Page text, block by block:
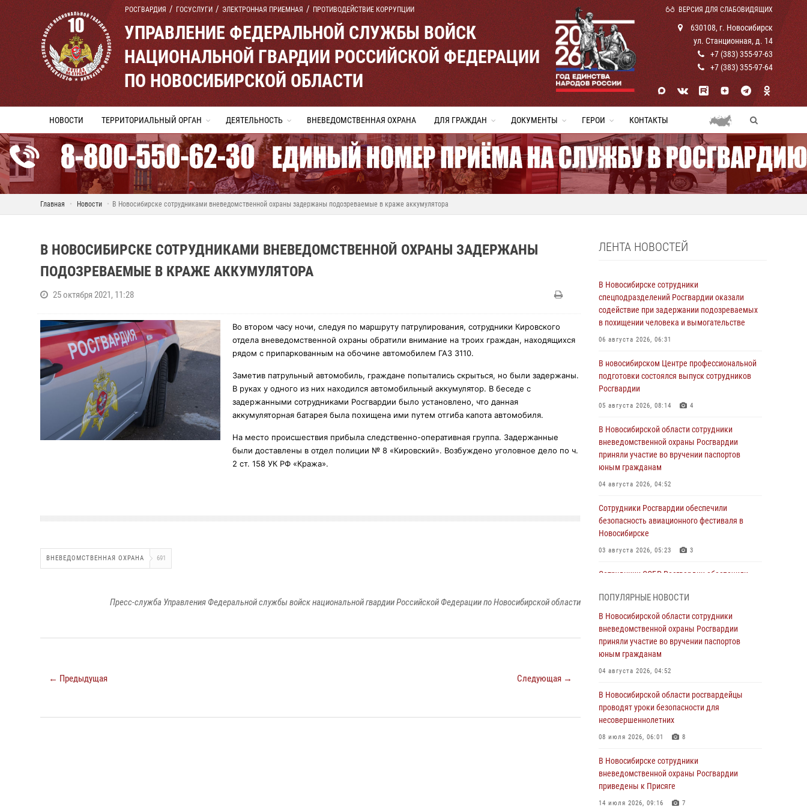
РОСГВАРДИЯ ГОСУСЛУГИ ЭЛЕКТРОННАЯ ПРИЕМНАЯ ПРОТИВОДЕЙСТВИЕ КОРРУПЦИИ ВЕРСИЯ ДЛЯ СЛАБОВИДЯЩИХ
УПРАВЛЕНИЕ ФЕДЕРАЛЬНОЙ СЛУЖБЫ ВОЙСК
НАЦИОНАЛЬНОЙ ГВАРДИИ РОССИЙСКОЙ ФЕДЕРАЦИИ
ПО НОВОСИБИРСКОЙ ОБЛАСТИ
630108, г. Новосибирск
ул. Станционная, д. 14
+7 (383) 355-97-63
+7 (383) 355-97-64
НОВОСТИ ТЕРРИТОРИАЛЬНЫЙ ОРГАН ДЕЯТЕЛЬНОСТЬ ВНЕВЕДОМСТВЕННАЯ ОХРАНА ДЛЯ ГРАЖДАН ДОКУМЕНТЫ ГЕРОИ КОНТАКТЫ
Главная Новости В Новосибирске сотрудниками вневедомственной охраны задержаны подозреваемые в краже аккумулятора
В НОВОСИБИРСКЕ СОТРУДНИКАМИ ВНЕВЕДОМСТВЕННОЙ ОХРАНЫ ЗАДЕРЖАНЫ
ПОДОЗРЕВАЕМЫЕ В КРАЖЕ АККУМУЛЯТОРА
25 октября 2021, 11:28
Во втором часу ночи, следуя по маршруту патрулирования, сотрудники Кировского
отдела вневедомственной охраны обратили внимание на троих граждан, находящихся
рядом с припаркованным на обочине автомобилем ГАЗ 3110.
Заметив патрульный автомобиль, граждане попытались скрыться, но были задержаны.
В руках у одного из них находился автомобильный аккумулятор. В беседе с
задержанными сотрудниками Росгвардии было установлено, что данная
аккумуляторная батарея была похищена ими путем отгиба капота автомобиля.
На место происшествия прибыла следственно-оперативная группа. Задержанные
были доставлены в отдел полиции № 8 «Кировский». Возбуждено уголовное дело по ч.
2 ст. 158 УК РФ «Кража».
ВНЕВЕДОМСТВЕННАЯ ОХРАНА 691
Пресс-служба Управления Федеральной службы войск национальной гвардии Российской Федерации по Новосибирской области
← Предыдущая Следующая →
ЛЕНТА НОВОСТЕЙ
В Новосибирске сотрудники
спецподразделений Росгвардии оказали
содействие при задержании подозреваемых
в похищении человека и вымогательстве
06 августа 2026, 06:31
В новосибирском Центре профессиональной
подготовки состоялся выпуск сотрудников
Росгвардии
05 августа 2026, 08:14 4
В Новосибирской области сотрудники
вневедомственной охраны Росгвардии
приняли участие во вручении паспортов
юным гражданам
04 августа 2026, 04:52
Сотрудники Росгвардии обеспечили
безопасность авиационного фестиваля в
Новосибирске
03 августа 2026, 05:23 3
Сотрудники СОБР Росгвардии обеспечили
обысков в рамках расследования серии
мошенничеств
31 июля 2026, 07:52
В Новосибирском военном институте
30 июля 2026, 08:11 8
При силовой поддержке бойцов ОМОН и
СОБР Росгвардии пресечена деятельность
сфере страхования
29 июля 2026, 05:19
В Новосибирске сотрудниками
ПОПУЛЯРНЫЕ НОВОСТИ
В Новосибирской области сотрудники
вневедомственной охраны Росгвардии
приняли участие во вручении паспортов
юным гражданам
04 августа 2026, 04:52
В Новосибирской области росгвардейцы
проводят уроки безопасности для
несовершеннолетних
08 июля 2026, 06:01 8
В Новосибирске сотрудники
вневедомственной охраны Росгвардии
приведены к Присяге
14 июля 2026, 09:16 7